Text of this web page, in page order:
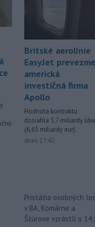
Britské aerolínie
EasyJet prevezme
americká
investičná firma
Apollo
Hodnota kontraktu
dosiahla 5,7 miliardy
(6,65 miliardy eur).
dnes 17:40
Pristátia osobných
v BA, Komárne a
Štúrove vzrástli o